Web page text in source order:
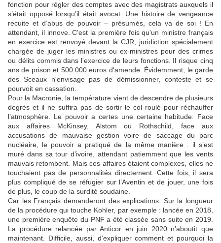
fonction pour régler des comptes avec des magistrats auxquels il
s’était opposé lorsqu’il était avocat. Une histoire de vengeance
recuite et d’abus de pouvoir – présumés, cela va de soi ! En
attendant, il innove. C'est la première fois qu'un ministre français
en exercice est renvoyé devant la CJR, juridiction spécialement
chargée de juger les ministres ou ex-ministres pour des crimes
ou délits commis dans l'exercice de leurs fonctions. Il risque cinq
ans de prison et 500.000 euros d'amende. Évidemment, le garde
des Sceaux n'envisage pas de démissionner, conteste et se
pourvoit en cassation.
Pour la Macronie, la température vient de descendre de plusieurs
degrés et il ne suffira pas de sortir le col roulé pour réchauffer
l’atmosphère. Le pouvoir a certes une certaine habitude. Face
aux affaires McKinsey, Alstom ou Rothschild, face aux
accusations de mauvaise gestion voire de saccage du parc
nucléaire, le pouvoir a pratiqué de la même manière : il s’est
muré dans sa tour d’ivoire, attendant patiemment que les vents
mauvais retombent. Mais ces affaires étaient complexes, elles ne
touchaient pas de personnalités directement. Cette fois, il sera
plus compliqué de se réfugier sur l’Aventin et de jouer, une fois
de plus, le coup de la surdité soudaine.
Car les Français demanderont des explications. Sur la longueur
de la procédure qui touche Kohler, par exemple : lancée en 2018,
une première enquête du PNF a été classée sans suite en 2019.
La procédure relancée par Anticor en juin 2020 n’aboutit que
maintenant. Difficile, aussi, d’expliquer comment et pourquoi la